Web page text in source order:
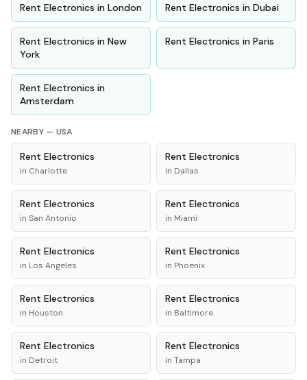
Rent Electronics in London Rent Electronics in Dubai
Rent Electronics in New
York
Rent Electronics in Paris
Rent Electronics in
Amsterdam
NEARBY — USA
Rent Electronics
in Charlotte
Rent Electronics
in Dallas
Rent Electronics
in San Antonio
Rent Electronics
in Miami
Rent Electronics
in Los Angeles
Rent Electronics
in Phoenix
Rent Electronics
in Houston
Rent Electronics
in Baltimore
Rent Electronics
in Detroit
Rent Electronics
in Tampa